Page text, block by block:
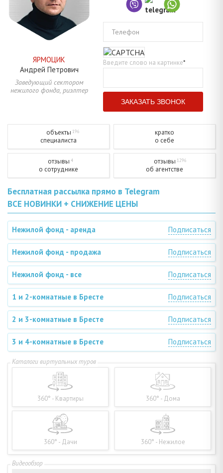
ЯРМОЦИК
Андрей Петрович
Заведующий сектором
нежилого фонда, риэлтер
Телефон
Введите слово на картинке*
объекты 196
специалиста
кратко
о себе
отзывы 4
о сотруднике
отзывы 1296
об агентстве
Бесплатная рассылка прямо в Telegram
ВСЕ НОВИНКИ + СНИЖЕНИЕ ЦЕНЫ
Нежилой фонд - аренда Подписаться
Нежилой фонд - продажа Подписаться
Нежилой фонд - все Подписаться
1 и 2-комнатные в Бресте Подписаться
2 и 3-комнатные в Бресте Подписаться
3 и 4-комнатные в Бресте Подписаться
360° - Квартиры 360° - Дома
360° - Дачи 360° - Нежилое